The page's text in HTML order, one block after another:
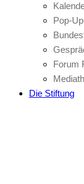
Pop-
Forum
Die Stiftung